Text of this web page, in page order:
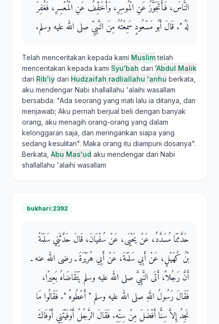
النَّاسَ، فَأَتَجَوَّزُ عَنِ الْمُوسِرِ، وَأُخَفِّفُ عَنِ الْمُعْسِرِ، فَغُفِرَ
لَهُ ‏"‏‏.‏ قَالَ أَبُو مَسْعُودٍ سَمِعْتُهُ مِنَ النَّبِيِّ صلى الله عليه وسلم‏.‏
Telah menceritakan kepada kami Muslimtelah
menceritakan kepada kami Syu'bah dari 'Abdul Malik
dari Rib'iy dari Hudzaifah radliallahu 'anhu berkata,
aku mendengar Nabi shallallahu 'alaihi wasallam
bersabda: "Ada seorang yang mati lalu ia ditanya, dan
menjawab; Aku pernah berjual beli dengan banyak
orang, aku menagih orang-orang yang dalam
kelonggaran saja, dan meringankan siapa yang
sedang kesulitan". Maka orang itu diampuni dosanya".
Berkata, Abu Mas'ud aku mendengar dari Nabi
shallallahu 'alaihi wasallam
bukhari:2392
حَدَّثَنَا مُسَدَّدٌ، عَنْ يَحْيَى، عَنْ سُفْيَانَ، قَالَ حَدَّثَنِي سَلَمَةُ
بْنُ كُهَيْلٍ، عَنْ أَبِي سَلَمَةَ، عَنْ أَبِي هُرَيْرَةَ ـ رضى الله عنه ـ
أَنَّ رَجُلاً، أَتَى النَّبِيَّ صلى الله عليه وسلم يَتَقَاضَاهُ بَعِيرًا،
فَقَالَ رَسُولُ اللَّهِ صلى الله عليه وسلم ‏"‏ أَعْطُوهُ ‏"‏‏.‏ فَقَالُوا مَا
نَجِدُ إِلاَّ سِنًّا أَفْضَلَ مِنْ سِنِّهِ‏.‏ فَقَالَ الرَّجُلُ أَوْفَيْتَنِي أَوْفَاكَ